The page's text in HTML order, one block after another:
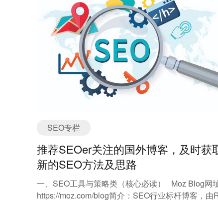
SEO专栏
推荐SEOer关注的国外博客，及时获
新的SEO方法及思路
一、SEO工具与策略类（核心必读） Moz Blog网
https://moz.com/blog简介：SEO行业标杆博客，由